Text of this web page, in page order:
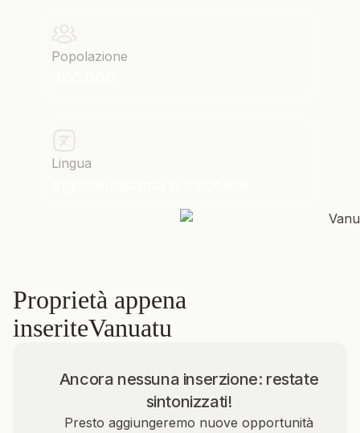
Popolazione
Lingua
Proprietà appena
inseriteVanuatu
Ancora nessuna inserzione: restate
sintonizzati!
Presto aggiungeremo nuove opportunità